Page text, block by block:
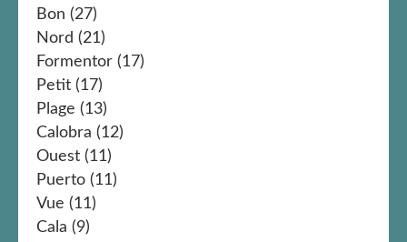
Bon (27)
Nord (21)
Formentor (17)
Petit (17)
Plage (13)
Calobra (12)
Ouest (11)
Puerto (11)
Vue (11)
Cala (9)